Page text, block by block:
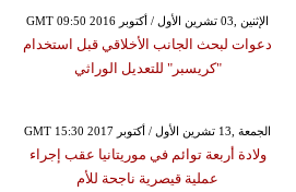
GMT 09:50 2016 الإثنين ,03 تشرين الأول / أكتوبر
دعوات لبحث الجانب الأخلاقي قبل استخدام
"كريسبر" للتعديل الوراثي
GMT 15:30 2017 الجمعة ,13 تشرين الأول / أكتوبر
ولادة أربعة توائم في موريتانيا عقب إجراء
عملية قيصرية ناجحة للأم